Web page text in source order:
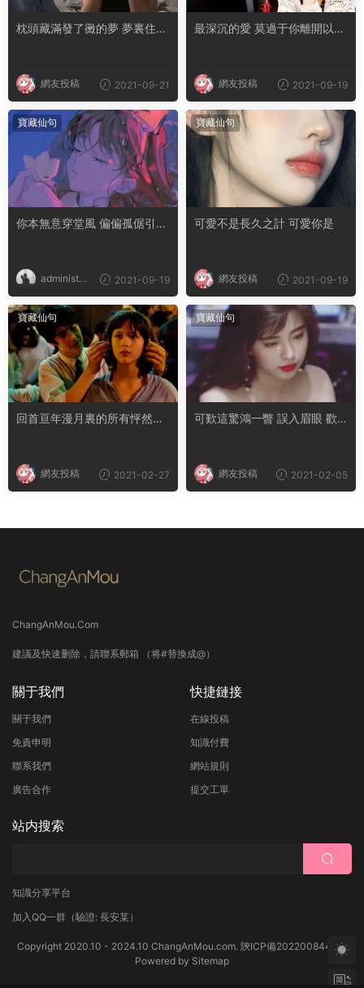
枕頭藏滿發了黴的夢 夢裏住了
網友投稿 2021-09-21
最深沉的愛 莫過于你離開以後
網友投稿 2021-09-19
寶藏仙句
你本無意穿堂風 偏偏孤倨引山
administra
tor
2021-09-19
寶藏仙句
可愛不是長久之計 可愛你是
網友投稿 2021-09-19
寶藏仙句
回首亘年漫月裏的所有怦然心
網友投稿 2021-02-27
寶藏仙句
可歎這驚鴻一瞥 誤入眉眼 歡
網友投稿 2021-02-05
ChangAnMou.Com
建議及快速删除，請聯系郵箱 （将#替換成@）
關于我們
關于我們
免責申明
聯系我們
廣告合作
快捷鏈接
在線投稿
知識付費
網站規則
提交工單
站内搜索
知識分享平台
加入QQ一群 （驗證: 長安某）
Copyright 2020.10 - 2024.10 ChangAnMou.com. 陝ICP備2022008444号
Powered by Sitemap